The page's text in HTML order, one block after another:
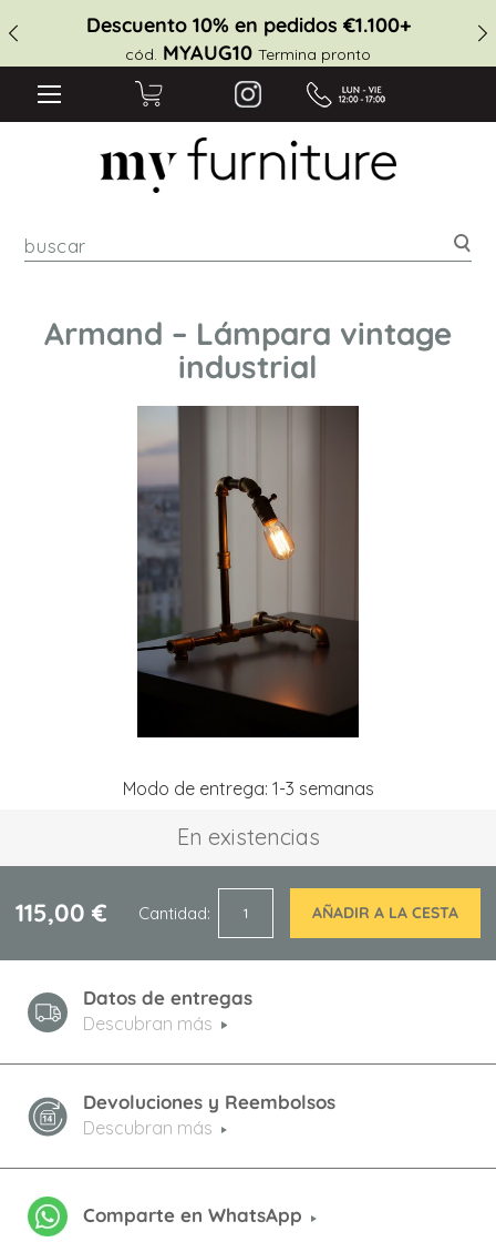
Descuento 10% en pedidos €1.100+
cód. MYAUG10 Termina pronto
Armand – Lámpara vintage
industrial
Modo de entrega: 1-3 semanas
En existencias
115,00 € Cantidad AÑADIR A LA CESTA
Datos de entregas
Descubran más
Devoluciones y Reembolsos
Descubran más
Comparte en WhatsApp
de
imágenes